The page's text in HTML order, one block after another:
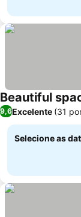
Beautiful
9,6Excelente (31
Selecione as